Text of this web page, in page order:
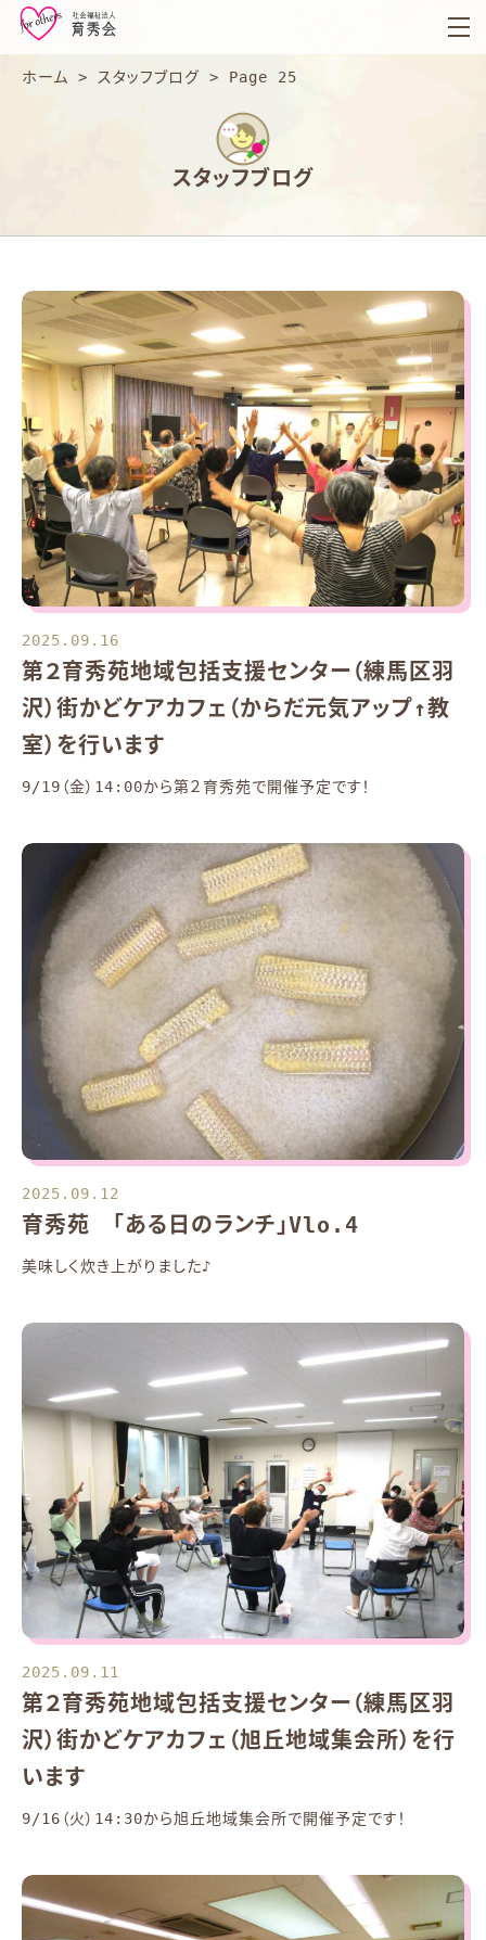
育
秀
会
ホーム > スタッフブログ > Page 25
スタッフブログ
2025.09.16
第２育秀苑地域包括支援センター（練馬区羽
沢）街かどケアカフェ（からだ元気アップ↑教
室）を行います
9/19（金）14:00から第２育秀苑で開催予定です！
2025.09.12
育秀苑 「ある日のランチ」Vlo.4
美味しく炊き上がりました♪
2025.09.11
第２育秀苑地域包括支援センター（練馬区羽
沢）街かどケアカフェ（旭丘地域集会所）を行
います
9/16（火）14:30から旭丘地域集会所で開催予定です！